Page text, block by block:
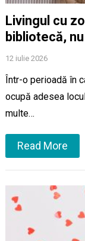
Livingul cu
bibliotecă,
12 iulie 2026
Într-o perioadă în
ocupă adesea
multe…
Read More